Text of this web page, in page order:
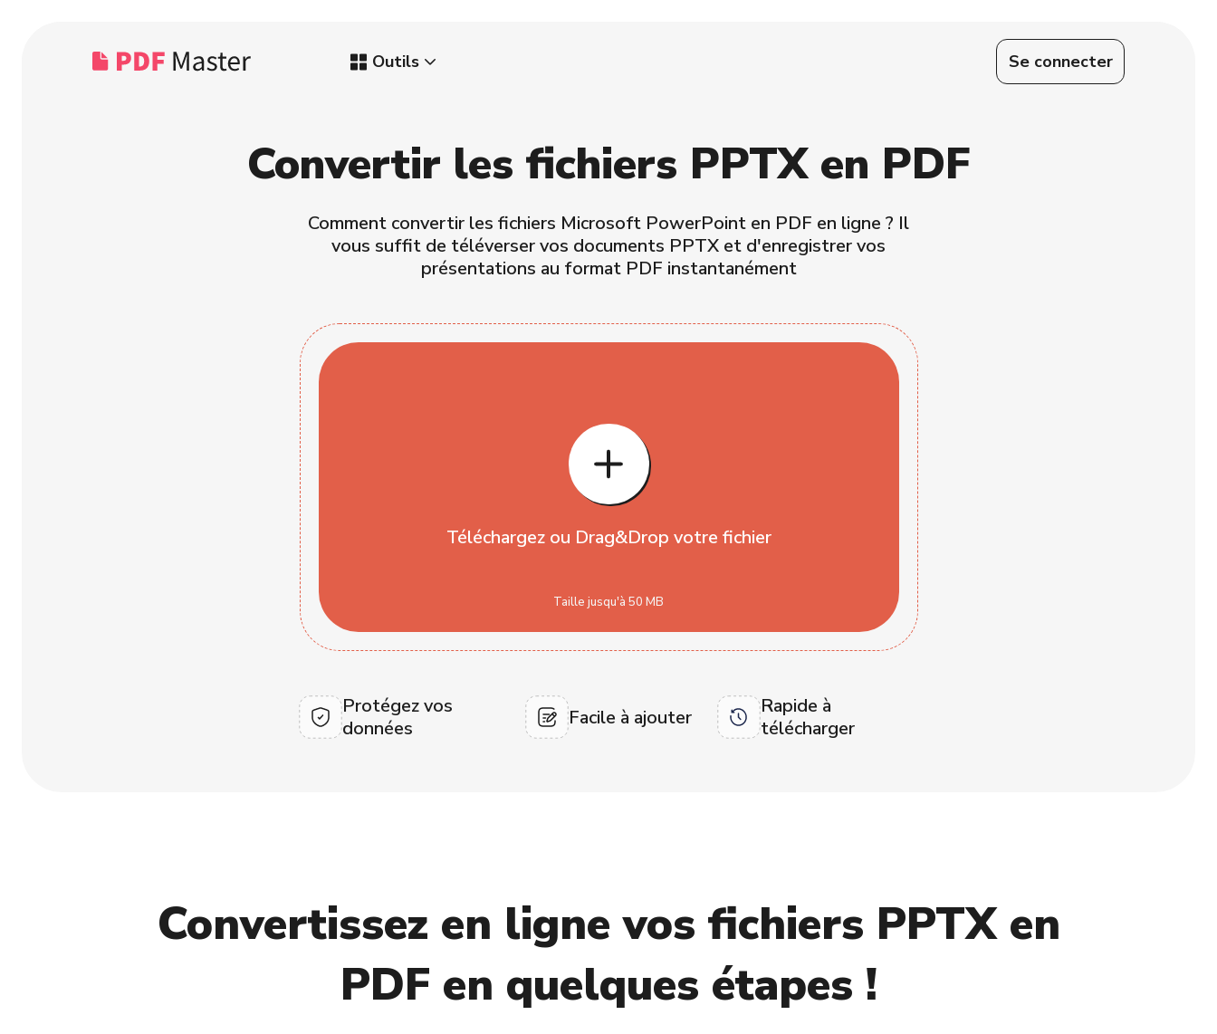
Outils Se connecter
Convertir les fichiers PPTX en PDF
Comment convertir les fichiers Microsoft PowerPoint en PDF en ligne ? Il
vous suffit de téléverser vos documents PPTX et d'enregistrer vos
présentations au format PDF instantanément
Téléchargez ou Drag&Drop votre fichier
Taille jusqu'à 50 MB
Protégez vos
données
Facile à ajouter
Rapide à
télécharger
Convertissez en ligne vos fichiers PPTX en
PDF en quelques étapes !